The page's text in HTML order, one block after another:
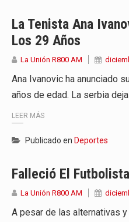
de 33 años que reside en…
se encontraba en el
de extrema tensión
al recorrido que realizó
en el Ministerio de…
Rivas dejó el Senado y,…
La Tenista Ana
Los 29 Años
La Unión R800 AM
Ana Ivanovic ha anunciado
años de edad. La serbia
LEER MÁS
Publicado en Deportes
Falleció El
La Unión R800 AM
A pesar de las alternativas